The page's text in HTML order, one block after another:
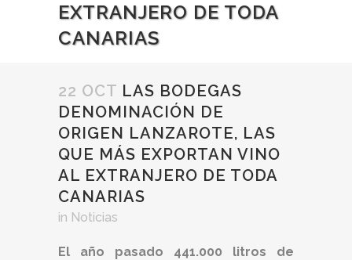
EXTRANJERO DE TODA
CANARIAS
22 OCT LAS BODEGAS
DENOMINACIÓN DE
ORIGEN LANZAROTE, LAS
QUE MÁS EXPORTAN VINO
AL EXTRANJERO DE TODA
CANARIAS
in Noticias
El año pasado 441.000 litros de